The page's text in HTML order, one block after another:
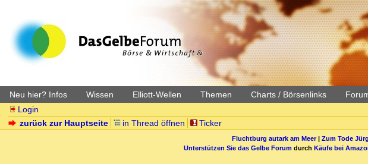
Neu hier? Infos Wissen Elliott-Wellen Themen Charts / Börsenlinks
Login
zurück zur Hauptseite
in Thread öffnen Ticker
Fluchtburg autark am Meer| Zum Tode
Unterstützen Sie das Gelbe Forum durch Käufe bei